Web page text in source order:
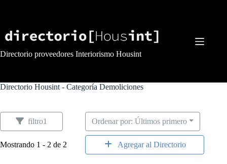
Directorio proveedores Interiorismo Housint
Directorio Housint - Categoría Demoliciones
filtro1
Mostrando 1 - 2 de 2
Ordenar por: Últimos primero
Agregar al Directorio